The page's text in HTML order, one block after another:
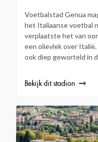
Voetbalstad Genua
het Italiaanse voetbal
verplaatste het van
een olievlek over
ook diep geworteld in
Bekijk dit stadion